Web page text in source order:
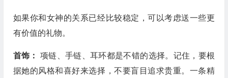
如果你和女神的关系已经比较稳定，可以考虑送一些更
有价值的礼物。
首饰： 项链、手链、耳环都是不错的选择。记住，要根
据她的风格和喜好来选择，不要盲目追求贵重。一条精